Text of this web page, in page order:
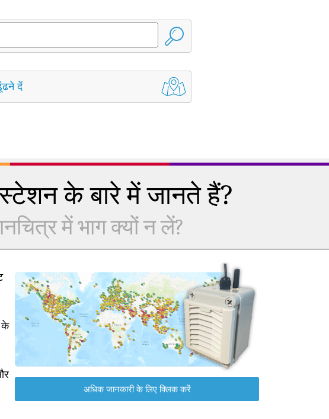
दें
के बारे में जानते हैं?
में भाग क्यों न लें?
के
अधिक जानकारी के लिए क्लिक करें